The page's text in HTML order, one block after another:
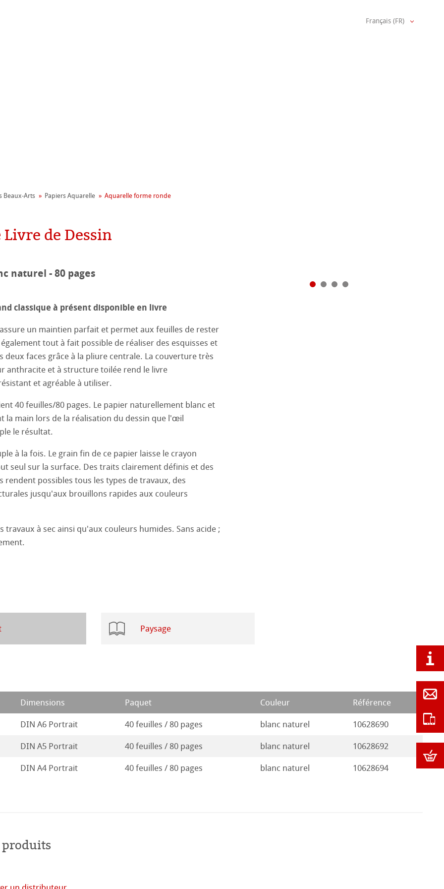
Program
& QT Albums
en lin
Rag
Arts
Pastel
ronde
Français (FR)
Beaux-Arts Papiers Aquarelle Aquarelle forme ronde
de Dessin
naturel - 80 pages
classique à présent disponible en livre
un maintien parfait et permet aux feuilles de rester
tout à fait possible de réaliser des esquisses et
deux faces grâce à la pliure centrale. La couverture très
anthracite et à structure toilée rend le livre
et agréable à utiliser.
40 feuilles/80 pages. Le papier naturellement blanc et
la main lors de la réalisation du dessin que l'œil
le résultat.
à la fois. Le grain fin de ce papier laisse le crayon
seul sur la surface. Des traits clairement définis et des
rendent possibles tous les types de travaux, des
jusqu'aux brouillons rapides aux couleurs
travaux à sec ainsi qu'aux couleurs humides. Sans acide ;
Paysage
Dimensions Paquet Couleur Référence
DIN A6 Portrait 40 feuilles / 80 pages blanc naturel 10628690
DIN A5 Portrait 40 feuilles / 80 pages blanc naturel 10628692
DIN A4 Portrait 40 feuilles / 80 pages blanc naturel 10628694
produits